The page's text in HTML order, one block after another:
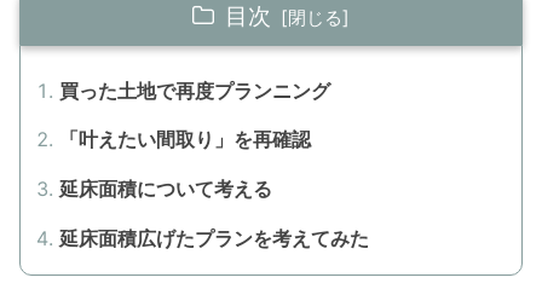
目次
買った土地で再度プランニング
「叶えたい間取り」を再確認
延床面積について考える
延床面積広げたプランを考えてみた